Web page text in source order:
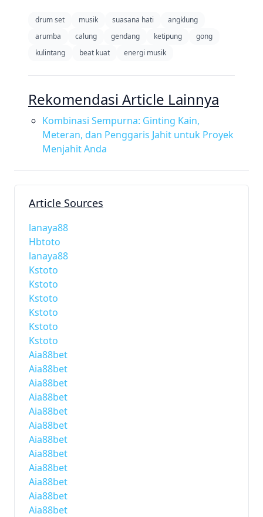
drum set musik suasana hati
angklung
arumba
calung gendang ketipung
gong
kulintang
beat kuat energi musik
Rekomendasi Article Lainnya
Kombinasi Sempurna: Ginting Kain,
Meteran, dan Penggaris Jahit untuk Proyek
Menjahit Anda
Article Sources
lanaya88
Hbtoto
lanaya88
Kstoto
Kstoto
Kstoto
Kstoto
Kstoto
Kstoto
Aia88bet
Aia88bet
Aia88bet
Aia88bet
Aia88bet
Aia88bet
Aia88bet
Aia88bet
Aia88bet
Aia88bet
Aia88bet
Aia88bet